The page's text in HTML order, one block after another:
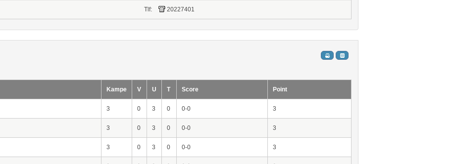
Tlf: 20227401
Kampe V U T Score Point
3 0 3 0 0-0 3
3 0 3 0 0-0 3
3 0 3 0 0-0 3